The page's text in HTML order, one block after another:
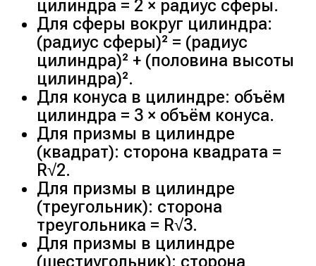
цилиндра = 2 × радиус сферы.
Для сферы вокруг цилиндра:
(радиус сферы)² = (радиус
цилиндра)² + (половина высоты
цилиндра)².
Для конуса в цилиндре: объём
цилиндра = 3 × объём конуса.
Для призмы в цилиндре
(квадрат): сторона квадрата =
R√2.
Для призмы в цилиндре
(треугольник): сторона
треугольника = R√3.
Для призмы в цилиндре
(шестиугольник): сторона